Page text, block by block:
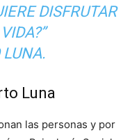
DISFRUTAR
LUNA.
Luna
las personas y por